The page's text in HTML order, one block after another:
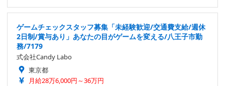
ゲームチェックスタッフ募集「未経験歓迎/交通費支給/週休
2日制/賞与あり」あなたの目がゲームを変える/八王子市勤
務/7179
式会社Candy Labo
東京都
月給28万6,000円～36万円